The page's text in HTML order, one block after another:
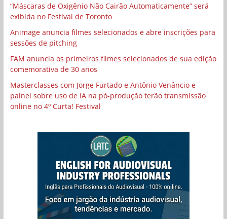
“Máscaras de Oxigênio Não Cairão Automaticamente” será
exibida no Festival de Toronto
Animage anuncia filmes selecionados e abre inscrições para
sessões de pitching
FAM anuncia os primeiros filmes selecionados de sua edição
comemorativa de 30 anos
Masterclasses com Jorge Furtado e Antônio Venâncio e
painel sobre uso de IA na pó-produção terão transmissão
online no 4º Curta! Festival